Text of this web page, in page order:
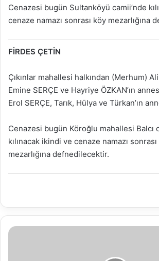
Cenazesi bugün Sultanköyü camii’nde
cenaze namazı sonrası köy mezarlığına
FİRDES ÇETİN
Çıkınlar mahallesi halkından (Merhum)
Emine SERÇE ve Hayriye ÖZKAN’ın
Erol SERÇE, Tarık, Hülya ve Türkan’ın
Cenazesi bugün Köroğlu mahallesi Balcı
kılınacak ikindi ve cenaze namazı
mezarlığına defnedilecektir.
03.01.2018